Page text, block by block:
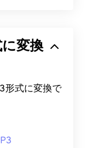
うすれ
ログラム
および伝送を
ング形式で
。ファイルサ
ため、
変換
形式に変換で